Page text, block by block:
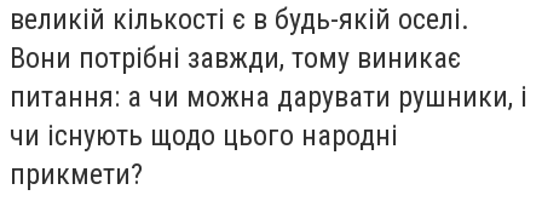
великій кількості є в будь-якій оселі.
Вони потрібні завжди, тому виникає
питання: а чи можна дарувати рушники, і
чи існують щодо цього народні
прикмети?